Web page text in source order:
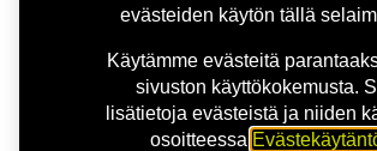
evästeiden käytön tällä
Käytämme evästeitä
sivuston käyttökokemusta.
lisätietoja evästeistä ja niiden
osoitteessa